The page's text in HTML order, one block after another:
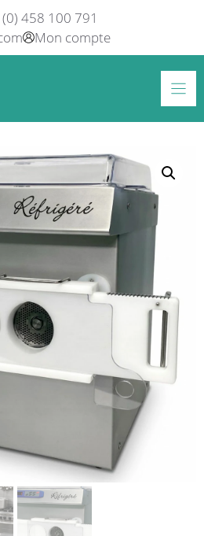
458 100 791
Mon compte